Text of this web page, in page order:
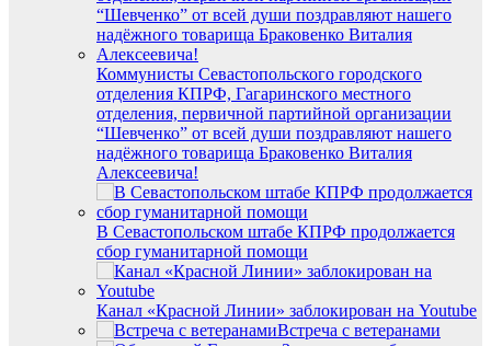
Коммунисты Севастопольского городского
отделения КПРФ, Гагаринского местного
отделения, первичной партийной организации
“Шевченко” от всей души поздравляют нашего
надёжного товарища Браковенко Виталия
Алексеевича!
В Севастопольском штабе КПРФ продолжается
сбор гуманитарной помощи
Канал «Красной Линии» заблокирован на Youtube
Встреча с ветеранами